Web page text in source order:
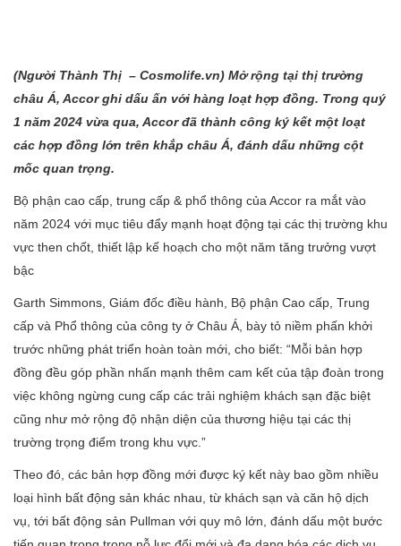
(Người Thành Thị – Cosmolife.vn) Mở rộng tại thị trường
châu Á, Accor ghi dấu ấn với hàng loạt hợp đồng. Trong quý
1 năm 2024 vừa qua, Accor đã thành công ký kết một loạt
các hợp đồng lớn trên khắp châu Á, đánh dấu những cột
mốc quan trọng.
Bộ phận cao cấp, trung cấp & phổ thông của Accor ra mắt vào
năm 2024 với mục tiêu đẩy mạnh hoạt động tại các thị trường khu
vực then chốt, thiết lập kế hoạch cho một năm tăng trưởng vượt
bậc
Garth Simmons, Giám đốc điều hành, Bộ phận Cao cấp, Trung
cấp và Phổ thông của công ty ở Châu Á, bày tỏ niềm phấn khởi
trước những phát triển hoàn toàn mới, cho biết: “Mỗi bản hợp
đồng đều góp phần nhấn mạnh thêm cam kết của tập đoàn trong
việc không ngừng cung cấp các trải nghiệm khách sạn đặc biệt
cũng như mở rộng độ nhận diện của thương hiệu tại các thị
trường trọng điểm trong khu vực.”
Theo đó, các bản hợp đồng mới được ký kết này bao gồm nhiều
loại hình bất động sản khác nhau, từ khách sạn và căn hộ dịch
vụ, tới bất động sản Pullman với quy mô lớn, đánh dấu một bước